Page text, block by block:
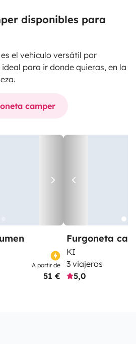
disponibles para
el vehículo versátil por
para ir donde quieras, en la
camper
A partir de
51 €
Furgoneta
KI
3 viajeros
5,0